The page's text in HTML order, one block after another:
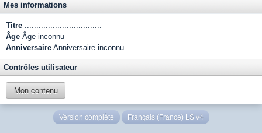
Mes informations
Titre .................................
Âge Âge inconnu
Anniversaire Anniversaire inconnu
Contrôles utilisateur
Mon contenu
Version complète Français (France) LS v4